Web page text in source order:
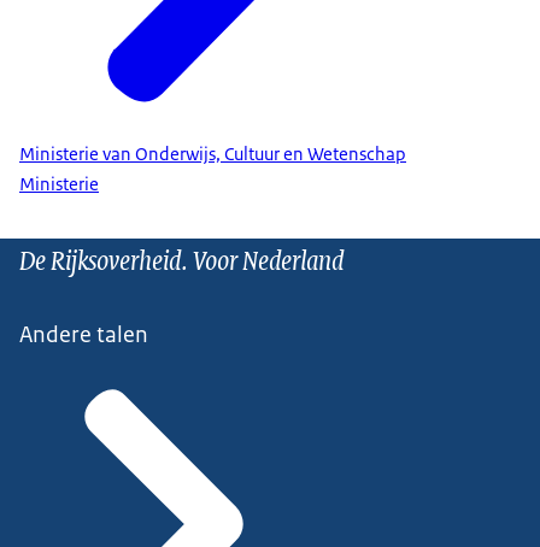
Ministerie van Onderwijs, Cultuur en Wetenschap
Ministerie
De Rijksoverheid. Voor Nederland
Andere talen